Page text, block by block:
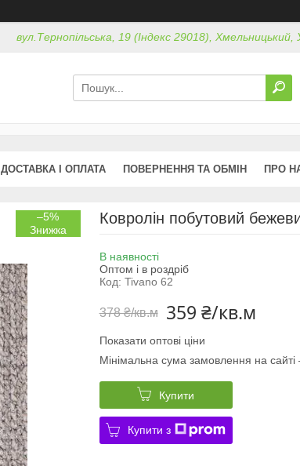
вул.Тернопільська, 19 (Індекс 29018), Хмельницький,
ДОСТАВКА І ОПЛАТА ПОВЕРНЕННЯ ТА ОБМІН ПРО
–5% Ковролін побутовий
В наявності
Оптом і в роздріб
Код: Tivano 62
378 ₴/кв.м 359 ₴/кв.м
Показати оптові ціни
Мінімальна сума замовлення на
Купити
Купити з